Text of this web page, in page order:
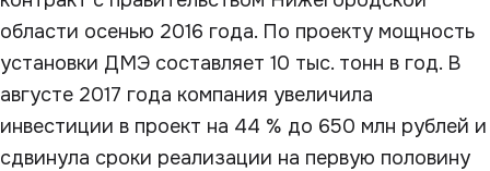
области осенью 2016 года. По проекту мощность
установки ДМЭ составляет 10 тыс. тонн в год. В
августе 2017 года компания увеличила
инвестиции в проект на 44 % до 650 млн рублей и
сдвинула сроки реализации на первую половину